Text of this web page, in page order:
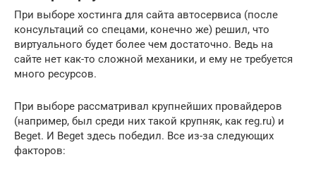
При выборе хостинга для сайта автосервиса (после
консультаций со спецами, конечно же) решил, что
виртуального будет более чем достаточно. Ведь на
сайте нет как-то сложной механики, и ему не требуется
много ресурсов.
При выборе рассматривал крупнейших провайдеров
(например, был среди них такой крупняк, как reg.ru) и
Beget. И Beget здесь победил. Все из-за следующих
факторов: